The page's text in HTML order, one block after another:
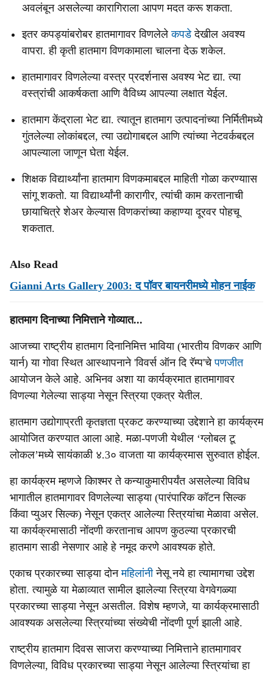
अवलंबून असलेल्या कारागिराला आपण मदत करू शकता.
इतर कपड्यांबरोबर हातमागावर विणलेलेकपडेदेखील अवश्‍य
वापरा. ही कृती हातमाग विणकामाला चालना देऊ शकेल.
हातमागावर विणलेल्या वस्त्र प्रदर्शनास अवश्‍य भेट द्या. त्या
वस्त्रांची आकर्षकता आणि वैविध्य आपल्या लक्षात येईल.
हातमाग केंद्राला भेट द्या. त्यातून हातमाग उत्पादनांच्या निर्मितीमध्ये
गुंतलेल्या लोकांबद्दल, त्या उद्योगाबद्दल आणि त्यांच्या नेटवर्कबद्दल
आपल्याला जाणून घेता येईल.
शिक्षक विद्यार्थ्यांना हातमाग विणकमाबद्दल माहिती गोळा करण्याास
सांगू शकतो. या विद्यार्थ्यांनी कारागीर, त्यांची काम करतानाची
छायाचित्रे शेअर केल्यास विणकरांच्या कहाण्या दूरवर पोहचू
शकतात.
Also Read
Gianni Arts Gallery 2003: द पॉवर बायनरीमध्ये मोहन नाईक
हातमाग दिनाच्या निमित्ताने गोव्यात...
आजच्या राष्ट्रीय हातमाग दिनानिमित्त भाविया (भारतीय विणकर आणि
यार्न) या गोवा स्थित आस्थापनाने 'विवर्स ऑन दि रॅम्प'चेपणजीत
आयोजन केले आहे. अभिनव अशा या कार्यक्रमात हातमागावर
विणल्या गेलेल्या साड्या नेसून स्त्रिया एकत्र येतील.
हातमाग उद्योगाप्रती कृतज्ञता प्रकट करण्याच्या उद्देशाने हा कार्यक्रम
आयोजित करण्यात आला आहे. मळा-पणजी येथील ‘ग्लोबल टू
लोकल’मध्ये सायंकाळी ४.3० वाजता या कार्यक्रमास सुरुवात होईल.
हा कार्यक्रम म्हणजे कािश्‍मर ते कन्याकुमारीपर्यंत असलेल्या विविध
भागातील हातमागावर विणलेल्या साड्या (पारंपारिक कॉटन सिल्क
किंवा प्युअर सिल्क) नेसून एकत्र आलेल्या स्त्रियांचा मेळावा असेल.
या कार्यक्रमासाठी नोंदणी करतानाच आपण कुठल्या प्रकारची
हातमाग साडी नेसणार आहे हे नमूद करणे आवश्‍यक होते.
एकाच प्रकारच्या साड्या दोनमहिलांनीनेसू नये हा त्यामागचा उद्देश
होता. त्यामुळे या मेळाव्यात सामील झालेल्या स्त्रिया वेगवेगळ्या
प्रकारच्या साड्या नेसून असतील. विशेष म्हणजे, या कार्यक्रमासाठी
आवश्यक असलेल्या स्त्रियांच्या संख्येची नोंदणी पूर्ण झाली आहे.
राष्ट्रीय हातमाग दिवस साजरा करण्याच्या निमित्ताने हातमागावर
विणलेल्या, विविध प्रकारच्या साड्या नेसून आलेल्या स्त्रियांचा हा